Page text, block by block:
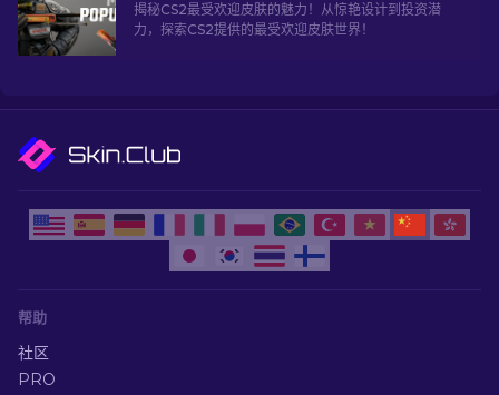
揭秘CS2最受欢迎皮肤的魅力！从惊艳设计到投资潜
力，探索CS2提供的最受欢迎皮肤世界！
帮助
社区
PRO